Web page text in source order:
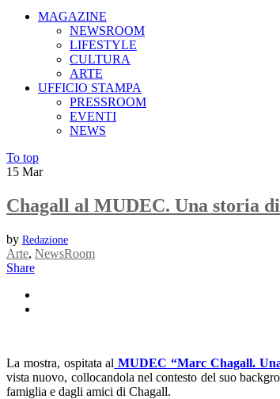
MAGAZINE
NEWSROOM
LIFESTYLE
CULTURA
ARTE
UFFICIO STAMPA
PRESSROOM
EVENTI
NEWS
To top
15 Mar
Chagall al MUDEC. Una storia
by Redazione
Arte, NewsRoom
Share
La mostra, ospitata al MUDEC “Marc Chagall.
vista nuovo, collocandola nel contesto del suo
famiglia e dagli amici di Chagall.